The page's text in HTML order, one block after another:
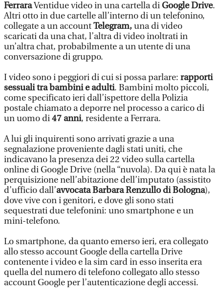
FerraraVentidue video in una cartella diGoogle Drive.
Altri otto in due cartelle all’interno di un telefonino,
collegate a un accountTelegram,una di video
scaricati da una chat, l’altra di video inoltrati in
un’altra chat, probabilmente a un utente di una
conversazione di gruppo.
I video sono i peggiori di cui si possa parlare: rapporti
sessuali tra bambini e adulti. Bambini molto piccoli,
come specificato ieri dall’ispettore della Polizia
postale chiamato a deporre nel processo a carico di
un uomo di47 anni, residente a Ferrara.
A lui gli inquirenti sono arrivati grazie a una
segnalazione proveniente dagli stati uniti, che
indicavano la presenza dei 22 video sulla cartella
online di Google Drive (nella “nuvola). Da qui è nata la
perquisizione nell’abitazione dell’imputato (assistito
d’ufficio dall’avvocata Barbara Renzullo di Bologna),
dove vive con i genitori, e dove gli sono stati
sequestrati due telefonini: uno smartphone e un
mini-telefono.
Lo smartphone, da quanto emerso ieri, era collegato
allo stesso account Google della cartella Drive
contenente i video e la sim card in esso inserita era
quella del numero di telefono collegato allo stesso
account Google per l’autenticazione degli accessi.